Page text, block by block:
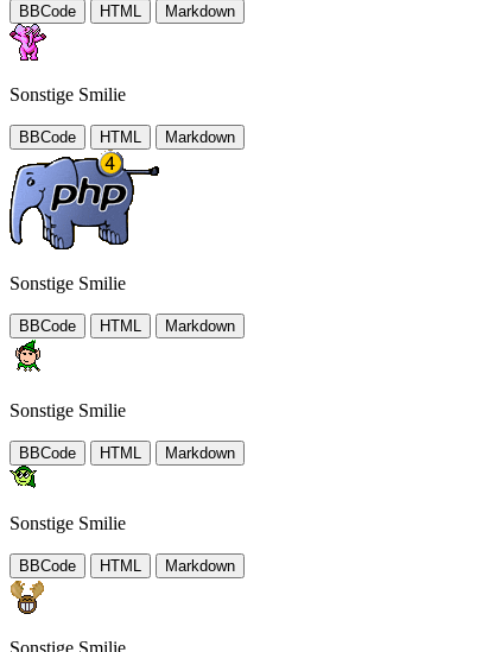
BBCode HTML Markdown
Sonstige Smilie
BBCode HTML Markdown
Sonstige Smilie
BBCode HTML Markdown
Sonstige Smilie
BBCode HTML Markdown
Sonstige Smilie
BBCode HTML Markdown
Sonstige Smilie